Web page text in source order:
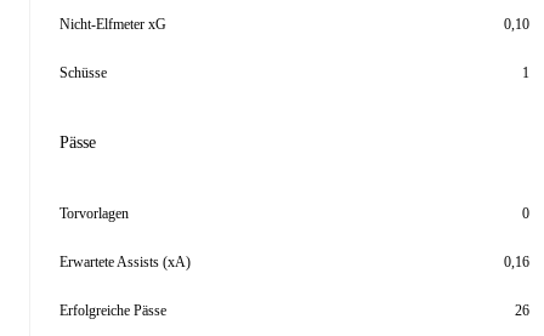
Nicht-Elfmeter xG 0,10
Schüsse 1
Pässe
Torvorlagen 0
Erwartete Assists (xA) 0,16
Erfolgreiche Pässe 26